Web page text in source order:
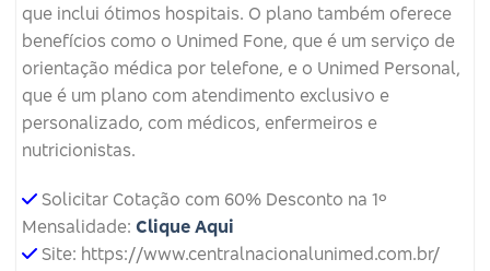
que inclui ótimos hospitais. O plano também oferece
benefícios como o Unimed Fone, que é um serviço de
orientação médica por telefone, e o Unimed Personal,
que é um plano com atendimento exclusivo e
personalizado, com médicos, enfermeiros e
nutricionistas.
Solicitar Cotação com 60% Desconto na 1º
Mensalidade: Clique Aqui
Site: https://www.centralnacionalunimed.com.br/